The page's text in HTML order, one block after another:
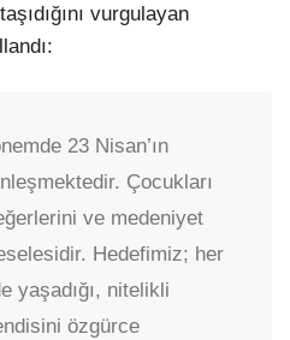
vurgulayan
23 Nisan’ın
Çocukları
ve medeniyet
Hedefimiz; her
yaşadığı, nitelikli
özgürce